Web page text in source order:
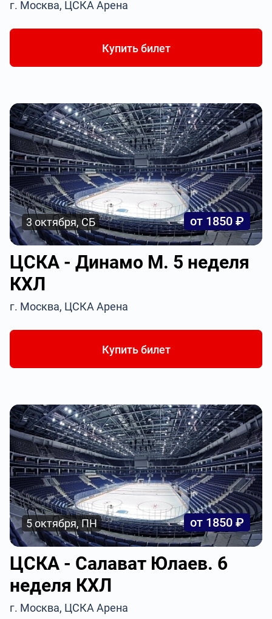
г. Москва, ЦСКА Арена
Купить билет
3 октября, СБ от 1850 ₽
ЦСКА - Динамо М. 5 неделя
КХЛ
г. Москва, ЦСКА Арена
Купить билет
5 октября, ПН от 1850 ₽
ЦСКА - Салават Юлаев. 6
неделя КХЛ
г. Москва, ЦСКА Арена